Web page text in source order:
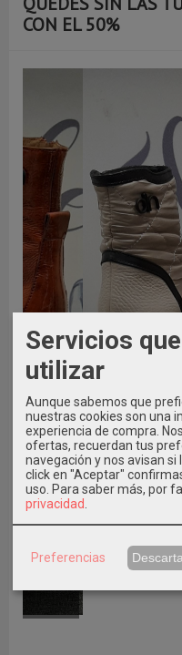
CON EL 50%
ÚLTIMO NÚMERO 37
Servicios
utilizar
Aunque sabemos que
nuestras cookies son una
experiencia de compra.
ofertas, recuerdan tus
navegación y nos avisan si
click en "Aceptar"
uso. Para saber más, por
privacidad
Preferencias